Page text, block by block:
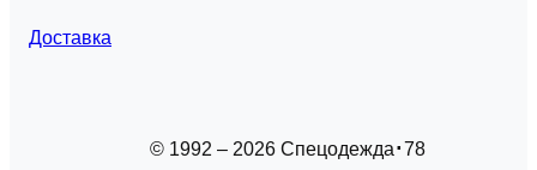
Доставка
© 1992 – 2026 Спецодежда 78